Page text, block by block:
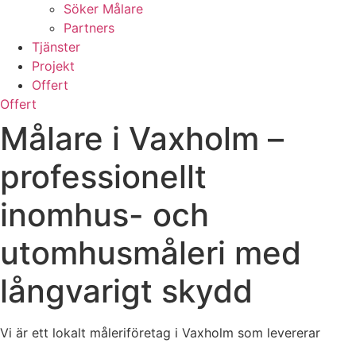
Söker Målare
Partners
Tjänster
Projekt
Offert
Offert
Målare i Vaxholm –
professionellt
inomhus- och
utomhusmåleri med
långvarigt skydd
Vi är ett lokalt måleriföretag i Vaxholm som levererar